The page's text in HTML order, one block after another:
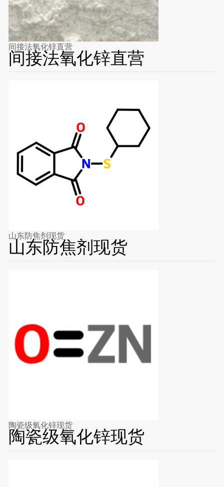
间接法氧化锌直营
间接法氧化锌直营
山东防焦剂现货
山东防焦剂现货
陶瓷级氧化锌现货
陶瓷级氧化锌现货